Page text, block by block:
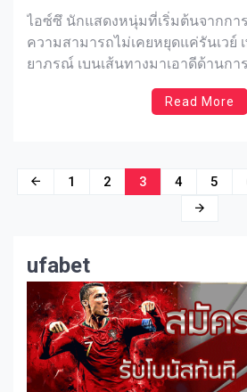
ไอซ์ซึ นักแสดงหนุ่มที่เริ่มต้นจากกา
ความสามารถไม่เคยหยุดแค่รันเวย์
ยาภรณ์ เบนเส้นทางมาเอาดีด้านกา
อีกหนึ่งคนคุณภาพที่วงการบันเทิงไ
คาแรกเตอร์ที่ไม่ซ้ำกันในแต่ละบท ไ
คนดูแทบไม่รู้ว่าเขาคือคน ดังนั้นถ้า
มากฝีมือคนนี้ดีพอ บทความนี้แหละ
Read More
Posts
1 2 3 4 5
ufabet